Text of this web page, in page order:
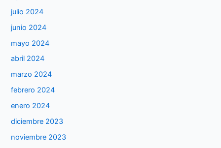
julio 2024
junio 2024
mayo 2024
abril 2024
marzo 2024
febrero 2024
enero 2024
diciembre 2023
noviembre 2023